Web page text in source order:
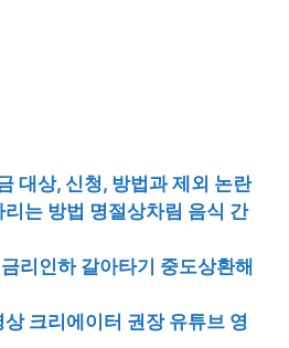
대상, 신청, 방법과 제외 논란
는 방법 명절상차림 음식 간
리인하 갈아타기 중도상환해
크리에이터 권장 유튜브 영